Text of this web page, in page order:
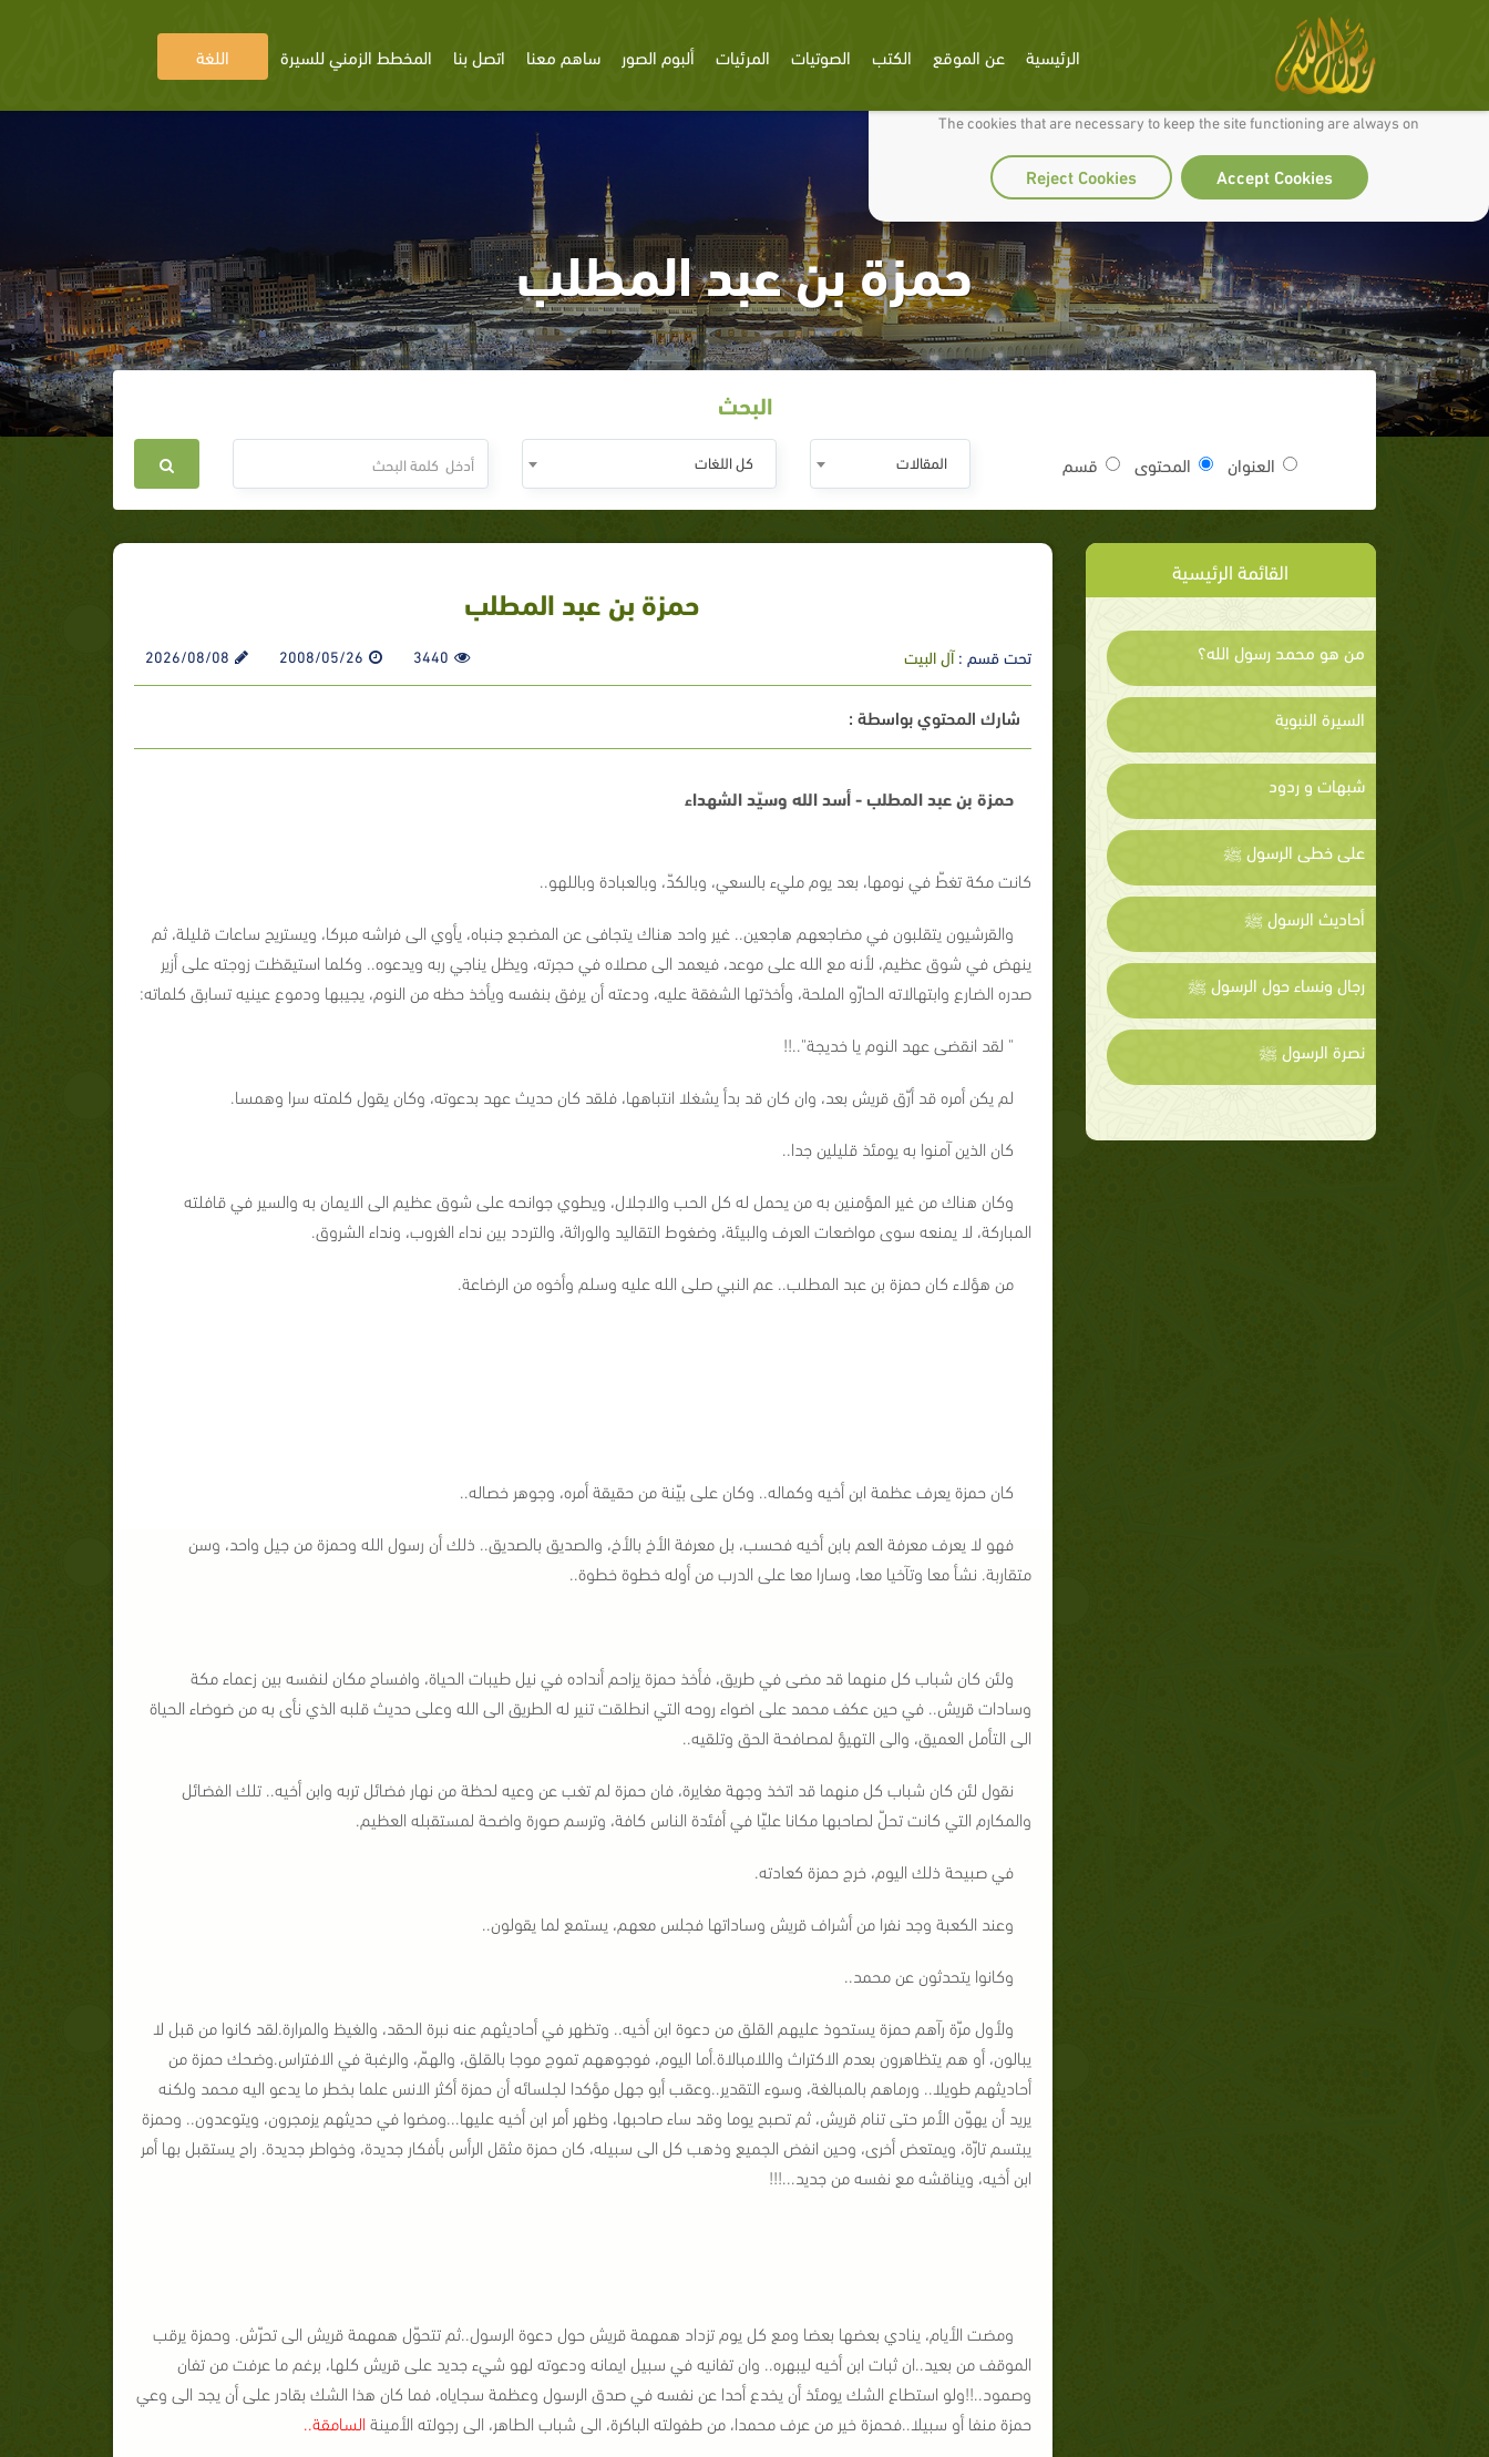
We use cookies to make our site work well for you and so we can continually improve it.
The cookies that are necessary to keep the site functioning are always on
Accept Cookies
Reject Cookies
الرئيسية عن الموقع الكتب الصوتيات المرئيات ألبوم الصور ساهم معنا اتصل بنا المخطط الزمني للسيرة اللغة
حمزة بن عبد المطلب
البحث
العنوان المحتوى قسم المقالات كل اللغات
القائمة الرئيسية
من هو محمد رسول الله؟
السيرة النبوية
شبهات و ردود
على خطى الرسول ﷺ
أحاديث الرسول ﷺ
رجال ونساء حول الرسول ﷺ
نصرة الرسول ﷺ
حمزة بن عبد المطلب
تحت قسم :آل البيت 3440
2008/05/26
2026/08/08
شارك المحتوي بواسطة :
حمزة بن عبد المطلب- أسد الله وسيّد الشهداء
كانت مكة تغطّ في نومها، بعد يوم مليء بالسعي، وبالكدّ، وبالعبادة وباللهو..
والقرشيون يتقلبون في مضاجعهم هاجعين.. غير واحد هناك يتجافى عن المضجع جنباه، يأوي الى فراشه مبركا، ويستريح ساعات قليلة، ثم
ينهض في شوق عظيم، لأنه مع الله على موعد، فيعمد الى مصلاه في حجرته، ويظل يناجي ربه ويدعوه.. وكلما استيقظت زوجته على أزير
صدره الضارع وابتهالاته الحارّو الملحة، وأخذتها الشفقة عليه، ودعته أن يرفق بنفسه ويأخذ حظه من النوم، يجيبها ودموع عينيه تسابق كلماته:
" لقد انقضى عهد النوم يا خديجة"..!!
لم يكن أمره قد أرّق قريش بعد، وان كان قد بدأ يشغلا انتباهها، فلقد كان حديث عهد بدعوته، وكان يقول كلمته سرا وهمسا.
كان الذين آمنوا به يومئذ قليلين جدا..
وكان هناك من غير المؤمنين به من يحمل له كل الحب والاجلال، ويطوي جوانحه على شوق عظيم الى الايمان به والسير في قافلته
المباركة، لا يمنعه سوى مواضعات العرف والبيئة، وضغوط التقاليد والوراثة، والتردد بين نداء الغروب، ونداء الشروق.
من هؤلاء كان حمزة بن عبد المطلب.. عم النبي صلى الله عليه وسلم وأخوه من الرضاعة.
كان حمزة يعرف عظمة ابن أخيه وكماله.. وكان على بيّنة من حقيقة أمره، وجوهر خصاله..
فهو لا يعرف معرفة العم بابن أخيه فحسب، بل معرفة الأخ بالأخ، والصديق بالصديق.. ذلك أن رسول الله وحمزة من جيل واحد، وسن
متقاربة. نشأ معا وتآخيا معا، وسارا معا على الدرب من أوله خطوة خطوة..
ولئن كان شباب كل منهما قد مضى في طريق، فأخذ حمزة يزاحم أنداده في نيل طيبات الحياة، وافساح مكان لنفسه بين زعماء مكة
وسادات قريش.. في حين عكف محمد على اضواء روحه التي انطلقت تنير له الطريق الى الله وعلى حديث قلبه الذي نأى به من ضوضاء الحياة
الى التأمل العميق، والى التهيؤ لمصافحة الحق وتلقيه..
نقول لئن كان شباب كل منهما قد اتخذ وجهة مغايرة، فان حمزة لم تغب عن وعيه لحظة من نهار فضائل تربه وابن أخيه.. تلك الفضائل
والمكارم التي كانت تحلّ لصاحبها مكانا عليّا في أفئدة الناس كافة، وترسم صورة واضحة لمستقبله العظيم.
في صبيحة ذلك اليوم، خرج حمزة كعادته.
وعند الكعبة وجد نفرا من أشراف قريش وساداتها فجلس معهم، يستمع لما يقولون..
وكانوا يتحدثون عن محمد..
ولأول مرّة رآهم حمزة يستحوذ عليهم القلق من دعوة ابن أخيه.. وتظهر في أحاديثهم عنه نبرة الحقد، والغيظ والمرارة.لقد كانوا من قبل لا
يبالون، أو هم يتظاهرون بعدم الاكتراث واللامبالاة.أما اليوم، فوجوههم تموج موجا بالقلق، والهمّ، والرغبة في الافتراس.وضحك حمزة من
أحاديثهم طويلا.. ورماهم بالمبالغة، وسوء التقدير..وعقب أبو جهل مؤكدا لجلسائه أن حمزة أكثر الانس علما بخطر ما يدعو اليه محمد ولكنه
يريد أن يهوّن الأمر حتى تنام قريش، ثم تصبح يوما وقد ساء صاحبها، وظهر أمر ابن أخيه عليها...ومضوا في حديثهم يزمجرون، ويتوعدون.. وحمزة
يبتسم تارّة، ويمتعض أخرى، وحين انفض الجميع وذهب كل الى سبيله، كان حمزة مثقل الرأس بأفكار جديدة، وخواطر جديدة. راح يستقبل بها أمر
ابن أخيه، ويناقشه مع نفسه من جديد...!!!
ومضت الأيام، ينادي بعضها بعضا ومع كل يوم تزداد همهمة قريش حول دعوة الرسول..ثم تتحوّل همهمة قريش الى تحرّش. وحمزة يرقب
الموقف من بعيد..ان ثبات ابن أخيه ليبهره.. وان تفانيه في سبيل ايمانه ودعوته لهو شيء جديد على قريش كلها، برغم ما عرفت من تفان
وصمود..!!ولو استطاع الشك يومئذ أن يخدع أحدا عن نفسه في صدق الرسول وعظمة سجاياه، فما كان هذا الشك بقادر على أن يجد الى وعي
حمزة منفا أو سبيلا..فحمزة خير من عرف محمدا، من طفولته الباكرة، الى شباب الطاهر، الى رجولته الأمينة السامقة..